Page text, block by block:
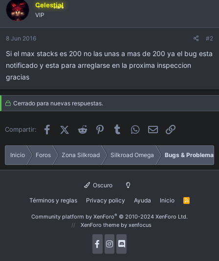
Celestial
VIP
8 Jun 2016 #2
Si el max stacks es 200 no las unas a mas de 200 ya el bug esta
notificado y esta para arreglarse en la proxima inspeccion
gracias
Cerrado para nuevas respuestas.
Compartir: FacebookX (Twitter)
Reddit PinterestTumblr WhatsApp
Email
Inicio Foros Zona Silkroad Silkroad Omega Bugs & Problemas
Oscuro
Términos y reglas Privacy policy Ayuda Inicio
R
Community platform by XenForo® © 2010-2024 XenForo Ltd.
XenForo theme by xenfocus